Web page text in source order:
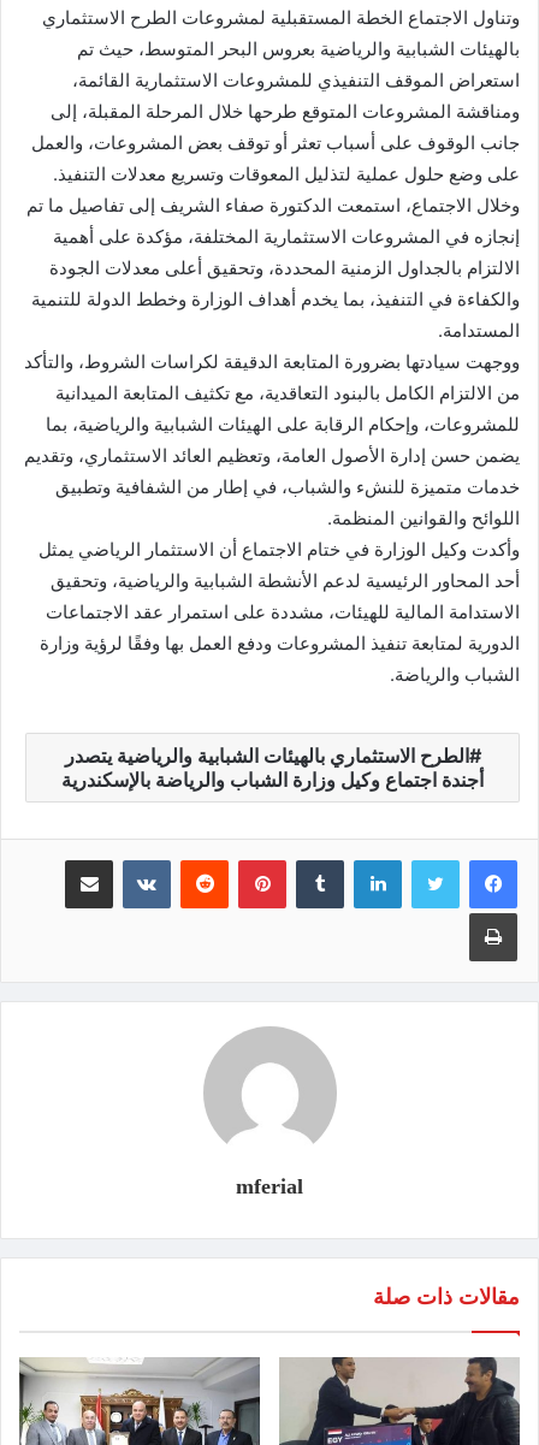
وتناول الاجتماع الخطة المستقبلية لمشروعات الطرح الاستثماري
بالهيئات الشبابية والرياضية بعروس البحر المتوسط، حيث تم
استعراض الموقف التنفيذي للمشروعات الاستثمارية القائمة،
ومناقشة المشروعات المتوقع طرحها خلال المرحلة المقبلة، إلى
جانب الوقوف على أسباب تعثر أو توقف بعض المشروعات، والعمل
على وضع حلول عملية لتذليل المعوقات وتسريع معدلات التنفيذ.
وخلال الاجتماع، استمعت الدكتورة صفاء الشريف إلى تفاصيل ما تم
إنجازه في المشروعات الاستثمارية المختلفة، مؤكدة على أهمية
الالتزام بالجداول الزمنية المحددة، وتحقيق أعلى معدلات الجودة
والكفاءة في التنفيذ، بما يخدم أهداف الوزارة وخطط الدولة للتنمية
المستدامة.
ووجهت سيادتها بضرورة المتابعة الدقيقة لكراسات الشروط، والتأكد
من الالتزام الكامل بالبنود التعاقدية، مع تكثيف المتابعة الميدانية
للمشروعات، وإحكام الرقابة على الهيئات الشبابية والرياضية، بما
يضمن حسن إدارة الأصول العامة، وتعظيم العائد الاستثماري، وتقديم
خدمات متميزة للنشء والشباب، في إطار من الشفافية وتطبيق
اللوائح والقوانين المنظمة.
وأكدت وكيل الوزارة في ختام الاجتماع أن الاستثمار الرياضي يمثل
أحد المحاور الرئيسية لدعم الأنشطة الشبابية والرياضية، وتحقيق
الاستدامة المالية للهيئات، مشددة على استمرار عقد الاجتماعات
الدورية لمتابعة تنفيذ المشروعات ودفع العمل بها وفقًا لرؤية وزارة
الشباب والرياضة.
الطرح الاستثماري بالهيئات الشبابية والرياضية يتصدر
أجندة اجتماع وكيل وزارة الشباب والرياضة بالإسكندرية
لينكدإن بينتيريست
mferial
مقالات ذات صلة